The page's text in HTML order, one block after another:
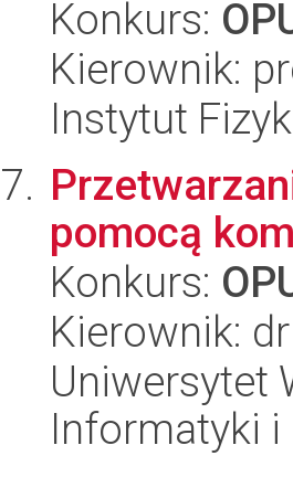
Konkurs:
Kierownik:
Instytut
pomocą
Konkurs:
Kierownik:
Uniwersytet
Informatyki i